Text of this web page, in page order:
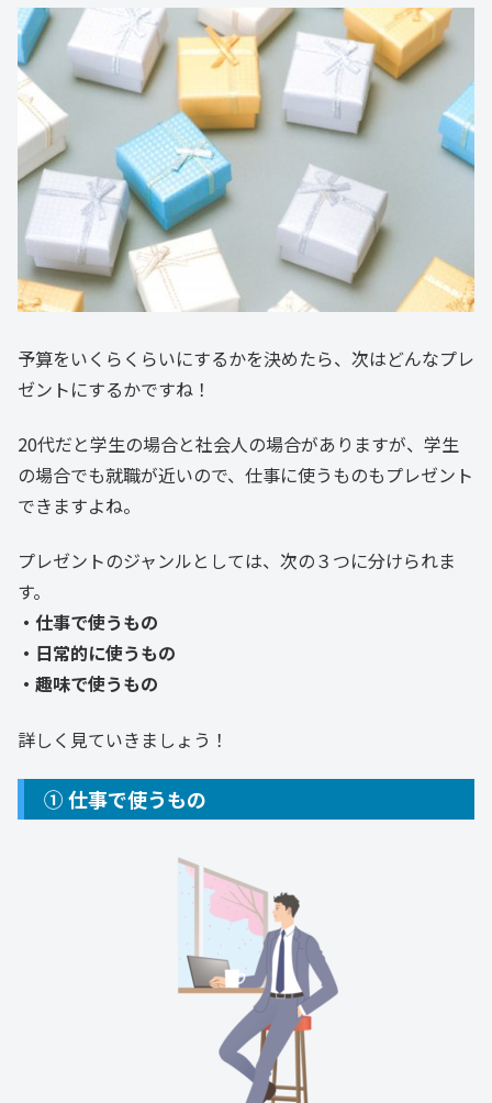
予算をいくらくらいにするかを決めたら、次はどんなプレ
ゼントにするかですね！
20代だと学生の場合と社会人の場合がありますが、学生
の場合でも就職が近いので、仕事に使うものもプレゼント
できますよね。
プレゼントのジャンルとしては、次の３つに分けられま
す。
・仕事で使うもの
・日常的に使うもの
・趣味で使うもの
詳しく見ていきましょう！
① 仕事で使うもの